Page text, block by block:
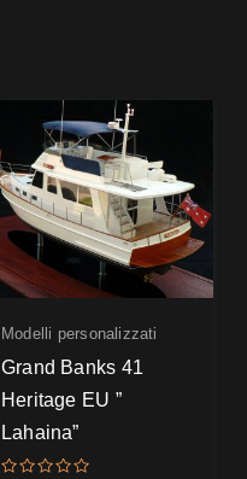
Modelli personalizzati
Grand Banks 41
Heritage EU ”
Lahaina”